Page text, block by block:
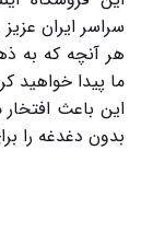
سراسر ایران
هر آنچه که به
ما پیدا خواهید
این باعث
بدون دغدغه را